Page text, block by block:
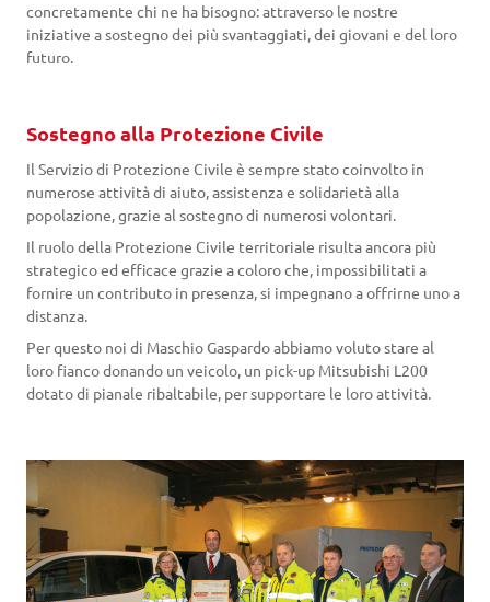
concretamente chi ne ha bisogno: attraverso le nostre
iniziative a sostegno dei più svantaggiati, dei giovani e del loro
futuro.
Sostegno alla Protezione Civile
Il Servizio di Protezione Civile è sempre stato coinvolto in
numerose attività di aiuto, assistenza e solidarietà alla
popolazione, grazie al sostegno di numerosi volontari.
Il ruolo della Protezione Civile territoriale risulta ancora più
strategico ed efficace grazie a coloro che, impossibilitati a
fornire un contributo in presenza, si impegnano a offrirne uno a
distanza.
Per questo noi di Maschio Gaspardo abbiamo voluto stare al
loro fianco donando un veicolo, un pick-up Mitsubishi L200
dotato di pianale ribaltabile, per supportare le loro attività.